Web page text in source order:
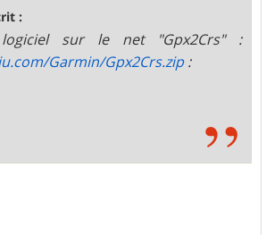
:
sur le net "Gpx2Crs" :
Garmin/Gpx2Crs.zip: